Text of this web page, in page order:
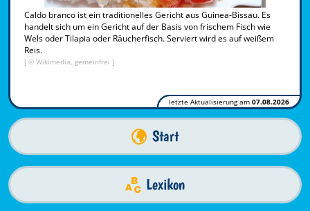
Caldo branco ist ein traditionelles Gericht aus Guinea-Bissau. Es
handelt sich um ein Gericht auf der Basis von frischem Fisch wie
Wels oder Tilapia oder Räucherfisch. Serviert wird es auf weißem
Reis.
[ © Wikimedia, gemeinfrei ]
letzte Aktualisierung am 07.08.2026
Start
Lexikon